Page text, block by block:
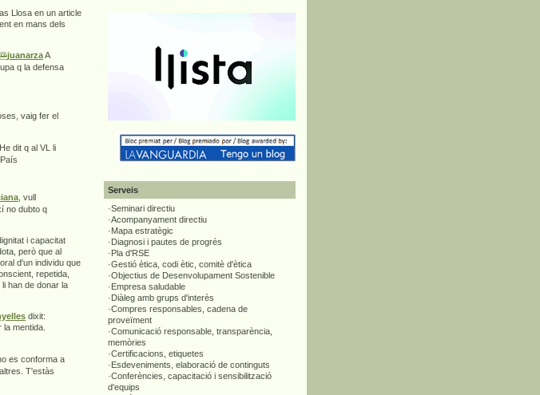
Llosa en un article
en mans dels
juanarzaA
q la defensa
vaig fer el
He dit q al VL li
, vull
no dubto q
i capacitat
però que al
d'un individu que
repetida,
han de donar la
dixit:
la mentida.
es conforma a
T'estàs
Serveis
·Seminari directiu
·Acompanyament directiu
·Mapa estratègic
·Diagnosi i pautes de progrés
·Pla d'RSE
·Gestió ètica, codi ètic, comitè d'ètica
·Objectius de Desenvolupament Sostenible
·Empresa saludable
·Diàleg amb grups d'interès
·Compres responsables, cadena de
proveïment
·Comunicació responsable, transparència,
memòries
·Certificacions, etiquetes
·Esdeveniments, elaboració de continguts
·Conferències, capacitació i sensibilització
d'equips